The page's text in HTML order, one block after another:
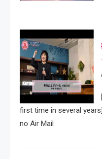
first time in several
no Air Mail